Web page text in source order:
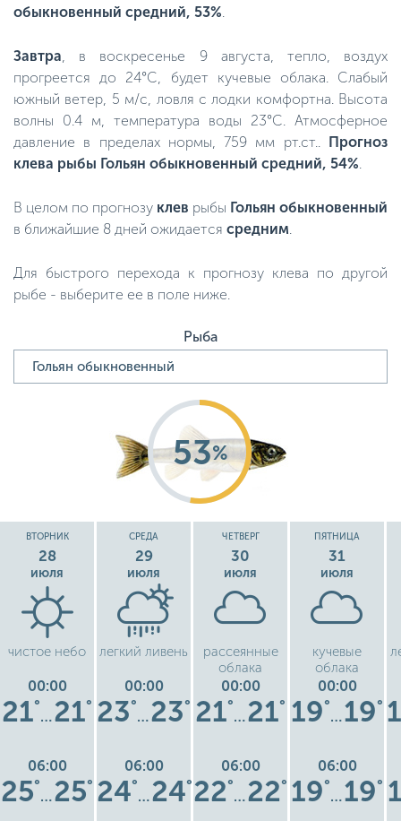
обыкновенный средний, 53%.
Завтра, в воскресенье 9 августа, тепло, воздух
прогреется до 24°C, будет кучевые облака. Слабый
южный ветер, 5 м/с, ловля с лодки комфортна. Высота
волны 0.4 м, температура воды 23°C. Атмосферное
давление в пределах нормы, 759 мм рт.ст.. Прогноз
клева рыбы Гольян обыкновенный средний, 54%.
В целом по прогнозу клев рыбы Гольян обыкновенный
в ближайшие 8 дней ожидается средним.
Для быстрого перехода к прогнозу клева по другой
рыбе - выберите ее в поле ниже.
Рыба
53%
ВТОРНИК
28
июля
чистое небо
00:00
21°
…21°
06:00
25°
…25°
СРЕДА
29
июля
легкий ливень
00:00
23°
…23°
06:00
24°
…24°
ЧЕТВЕРГ
30
июля
рассеянные
облака
00:00
21°
…21°
06:00
22°
…22°
ПЯТНИЦА
31
июля
кучевые
облака
00:00
19°
…19°
06:00
19°
…19°